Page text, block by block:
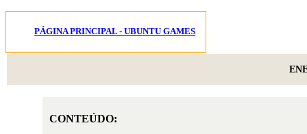
PÁGINA PRINCIPAL - UBUNTU GAMES
CONTEÚDO: